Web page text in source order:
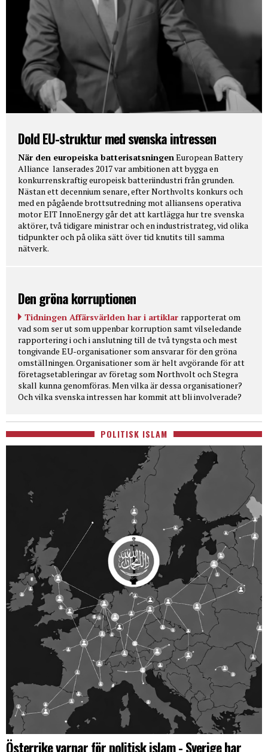
Dold EU-struktur med svenska intressen
När den europeiska batterisatsningenEuropean Battery
Alliance lanserades 2017 var ambitionen att bygga en
konkurrenskraftig europeisk batteriindustri från grunden.
Nästan ett decennium senare, efter Northvolts konkurs och
med en pågående brottsutredning mot alliansens operativa
motor EIT InnoEnergy går det att kartlägga hur tre svenska
aktörer, två tidigare ministrar och en industristrateg, vid olika
tidpunkter och på olika sätt över tid knutits till samma
nätverk.
Den gröna korruptionen
Tidningen Affärsvärlden har i artiklar rapporterat om
vad som ser ut som uppenbar korruption samt vilseledande
rapportering i och i anslutning till de två tyngsta och mest
tongivande EU-organisationer som ansvarar för den gröna
omställningen. Organisationer som är helt avgörande för att
företagsetableringar av företag som Northvolt och Stegra
skall kunna genomföras. Men vilka är dessa organisationer?
Och vilka svenska intressen har kommit att bli involverade?
POLITISK ISLAM
Österrike varnar för politisk islam - Sverige har